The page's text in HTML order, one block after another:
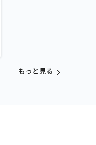
もっと見る